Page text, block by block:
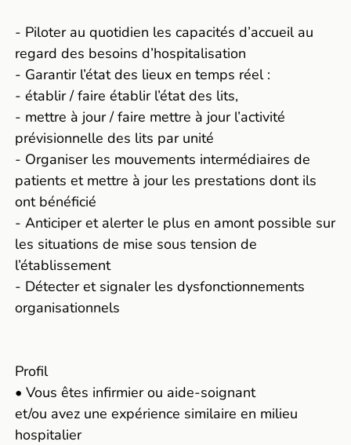
- Piloter au quotidien les capacités d’accueil au
regard des besoins d’hospitalisation
- Garantir l’état des lieux en temps réel :
- établir / faire établir l’état des lits,
- mettre à jour / faire mettre à jour l’activité
prévisionnelle des lits par unité
- Organiser les mouvements intermédiaires de
patients et mettre à jour les prestations dont ils
ont bénéficié
- Anticiper et alerter le plus en amont possible sur
les situations de mise sous tension de
l’établissement
- Détecter et signaler les dysfonctionnements
organisationnels
Profil
• Vous êtes infirmier ou aide-soignant
et/ou avez une expérience similaire en milieu
hospitalier